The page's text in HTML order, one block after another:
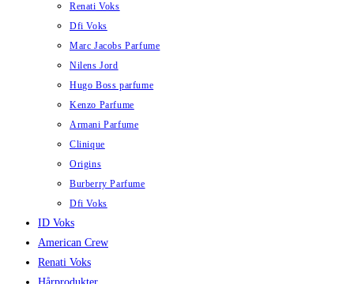
Renati Voks
Dfi Voks
Marc Jacobs Parfume
Nilens Jord
Hugo Boss parfume
Kenzo Parfume
Armani Parfume
Clinique
Origins
Burberry Parfume
Dfi Voks
ID Voks
American Crew
Renati Voks